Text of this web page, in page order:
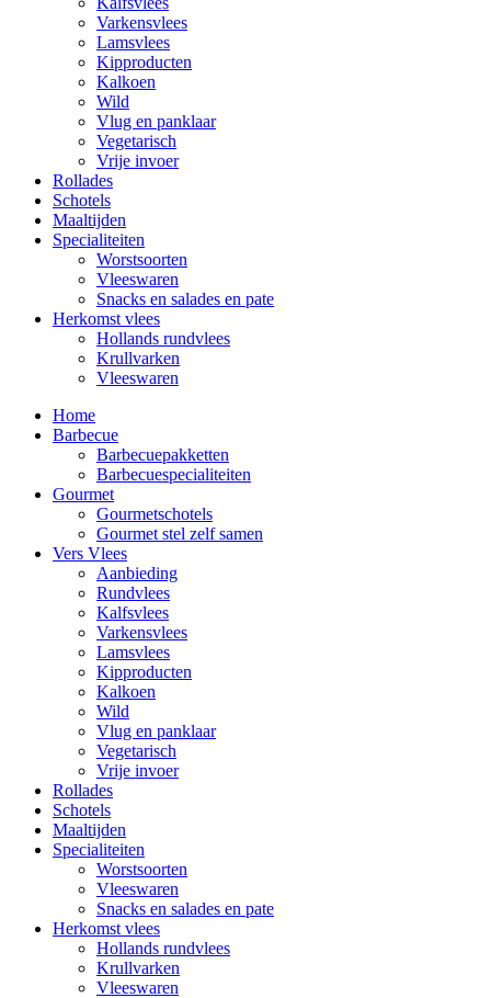
Varkensvlees
Lamsvlees
Kipproducten
Kalkoen
Wild
Vlug en panklaar
Vegetarisch
Vrije invoer
Rollades
Schotels
Maaltijden
Specialiteiten
Worstsoorten
Vleeswaren
Snacks en salades en pate
Herkomst vlees
Hollands rundvlees
Krullvarken
Vleeswaren
Home
Barbecue
Barbecuepakketten
Barbecuespecialiteiten
Gourmet
Gourmetschotels
Gourmet stel zelf samen
Vers Vlees
Aanbieding
Rundvlees
Kalfsvlees
Varkensvlees
Lamsvlees
Kipproducten
Kalkoen
Wild
Vlug en panklaar
Vegetarisch
Vrije invoer
Rollades
Schotels
Maaltijden
Specialiteiten
Worstsoorten
Vleeswaren
Snacks en salades en pate
Herkomst vlees
Hollands rundvlees
Krullvarken
Vleeswaren